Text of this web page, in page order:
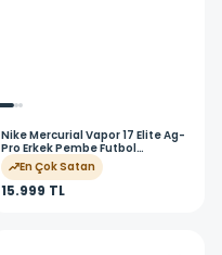
NikeMercurial Vapor 17 Elite Ag-
Pro Erkek Pembe Futbol
Krampon IM5806-900
En Çok Satan
15.999 TL